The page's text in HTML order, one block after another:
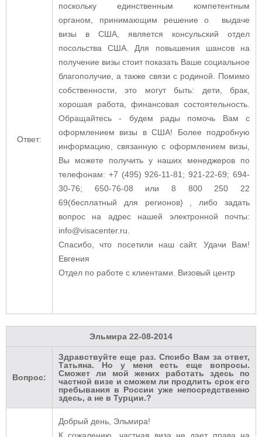
Ответ:
поскольку единственным компетентным
органом, принимающим решение о выдаче
визы в США, является консульский отдел
посольства США. Для повышения шансов на
получение визы стоит показать Ваше социальное
благополучие, а также связи с родиной. Помимо
собственности, это могут быть: дети, брак,
хорошая работа, финансовая состоятельность.
Обращайтесь - будем рады помочь Вам с
оформлением визы в США! Более подробную
информацию, связанную с оформлением визы,
Вы можете получить у наших менеджеров по
телефонам: +7 (495) 926-11-81; 921-22-69; 694-
30-76; 650-76-08 или 8 800 250 22
69(бесплатный для регионов) , либо задать
вопрос на адрес нашей электронной почты:
info@visacenter.ru.
Спасибо, что посетили наш сайт. Удачи Вам!
Евгения
Отдел по работе с клиентами. Визовый центр
Эльмира 22-08-2014
Вопрос:
Здравствуйте еще раз. Спсибо Вам за ответ,
Татьяна. Но у меня есть еще вопросы.
Сможет ли мой жених работать здесь по
частной визе и сможем ли продлить срок его
пребывания в России уже непосредственно
здесь, а не в Турции.?
Добрый день, Эльмира!